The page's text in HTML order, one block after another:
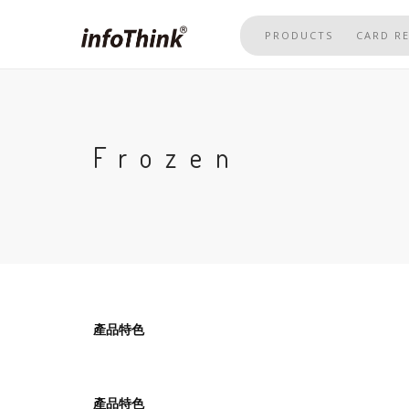
PRODUCTS CARD
Frozen
產品特色
產品特色